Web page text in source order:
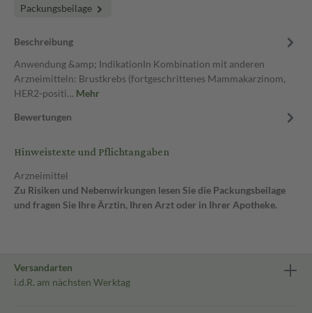
Packungsbeilage
Beschreibung
Anwendung &amp; IndikationIn Kombination mit anderen
Arzneimitteln: Brustkrebs (fortgeschrittenes Mammakarzinom,
HER2-positi… Mehr
Bewertungen
Hinweistexte und Pflichtangaben
Arzneimittel
Zu Risiken und Nebenwirkungen lesen Sie die Packungsbeilage
und fragen Sie Ihre Ärztin, Ihren Arzt oder in Ihrer Apotheke.
Versandarten
i.d.R. am nächsten Werktag